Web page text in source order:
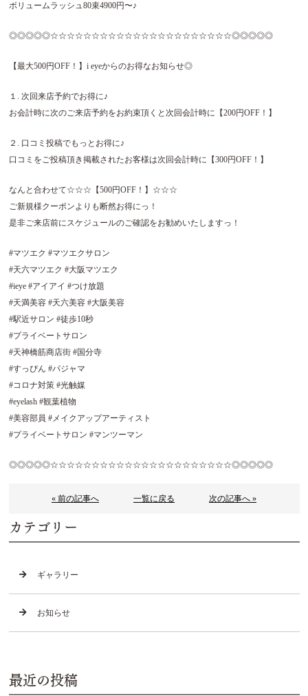
ボリュームラッシュ80束4900円〜♪
◎◎◎◎◎☆☆☆☆☆☆☆☆☆☆☆☆☆☆☆☆☆☆☆☆☆☆◎◎◎◎◎
【最大500円OFF！】i eyeからのお得なお知らせ◎
１. 次回来店予約でお得に♪
お会計時に次のご来店予約をお約束頂くと次回会計時に【200円OFF！】
２. 口コミ投稿でもっとお得に♪
口コミをご投稿頂き掲載されたお客様は次回会計時に【300円OFF！】
なんと合わせて☆☆☆【500円OFF！】☆☆☆
ご新規様クーポンよりも断然お得にっ！
是非ご来店前にスケジュールのご確認をお勧めいたしますっ！
#マツエク #マツエクサロン
#天六マツエク #大阪マツエク
#ieye #アイアイ #つけ放題
#天満美容 #天六美容 #大阪美容
#駅近サロン #徒歩10秒
#プライベートサロン
#天神橋筋商店街 #国分寺
#すっぴん #パジャマ
#コロナ対策 #光触媒
#eyelash #観葉植物
#美容部員 #メイクアップアーティスト
#プライベートサロン #マンツーマン
◎◎◎◎◎☆☆☆☆☆☆☆☆☆☆☆☆☆☆☆☆☆☆☆☆☆☆◎◎◎◎◎
« 前の記事へ 一覧に戻る 次の記事へ »
カテゴリー
ギャラリー
お知らせ
最近の投稿